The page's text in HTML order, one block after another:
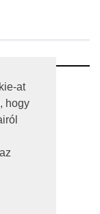
at
hogy